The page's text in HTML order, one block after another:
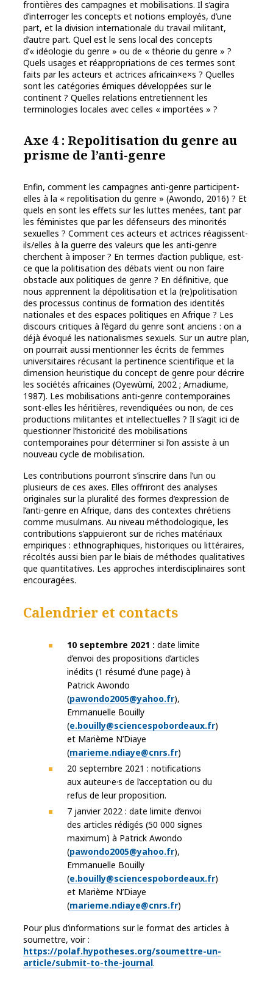
frontières des campagnes et mobilisations. Il s’agira
d’interroger les concepts et notions employés, d’une
part, et la division internationale du travail militant,
d’autre part. Quel est le sens local des concepts
d’« idéologie du genre » ou de « théorie du genre » ?
Quels usages et réappropriations de ces termes sont
faits par les acteurs et actrices africain×e×s ? Quelles
sont les catégories émiques développées sur le
continent ? Quelles relations entretiennent les
terminologies locales avec celles « importées » ?
Axe 4 : Repolitisation du genre au
prisme de l’anti-genre
Enfin, comment les campagnes anti-genre participent-
elles à la « repolitisation du genre » (Awondo, 2016) ? Et
quels en sont les effets sur les luttes menées, tant par
les féministes que par les défenseurs des minorités
sexuelles ? Comment ces acteurs et actrices réagissent-
ils/elles à la guerre des valeurs que les anti-genre
cherchent à imposer ? En termes d’action publique, est-
ce que la politisation des débats vient ou non faire
obstacle aux politiques de genre ? En définitive, que
nous apprennent la dépolitisation et la (re)politisation
des processus continus de formation des identités
nationales et des espaces politiques en Afrique ? Les
discours critiques à l’égard du genre sont anciens : on a
déjà évoqué les nationalismes sexuels. Sur un autre plan,
on pourrait aussi mentionner les écrits de femmes
universitaires récusant la pertinence scientifique et la
dimension heuristique du concept de genre pour décrire
les sociétés africaines (Oyewùmí, 2002 ; Amadiume,
1987). Les mobilisations anti-genre contemporaines
sont-elles les héritières, revendiquées ou non, de ces
productions militantes et intellectuelles ? Il s’agit ici de
questionner l’historicité des mobilisations
contemporaines pour déterminer si l’on assiste à un
nouveau cycle de mobilisation.
Les contributions pourront s’inscrire dans l’un ou
plusieurs de ces axes. Elles offriront des analyses
originales sur la pluralité des formes d’expression de
l’anti-genre en Afrique, dans des contextes chrétiens
comme musulmans. Au niveau méthodologique, les
contributions s’appuieront sur de riches matériaux
empiriques : ethnographiques, historiques ou littéraires,
récoltés aussi bien par le biais de méthodes qualitatives
que quantitatives. Les approches interdisciplinaires sont
encouragées.
Calendrier et contacts
10 septembre 2021 : date limite
d’envoi des propositions d’articles
inédits (1 résumé d’une page) à
Patrick Awondo
(pawondo2005@yahoo.fr),
Emmanuelle Bouilly
(e.bouilly@sciencespobordeaux.fr)
et Marième N’Diaye
(marieme.ndiaye@cnrs.fr)
20 septembre 2021 : notifications
aux auteur·e·s de l’acceptation ou du
refus de leur proposition.
7 janvier 2022 : date limite d’envoi
des articles rédigés (50 000 signes
maximum) à Patrick Awondo
(pawondo2005@yahoo.fr),
Emmanuelle Bouilly
(e.bouilly@sciencespobordeaux.fr)
et Marième N’Diaye
(marieme.ndiaye@cnrs.fr)
Pour plus d’informations sur le format des articles à
soumettre, voir :
https://polaf.hypotheses.org/soumettre-un-
article/submit-to-the-journal.